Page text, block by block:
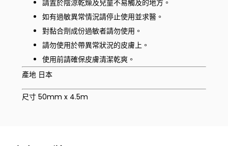
請置於陰涼乾燥及兒童不易觸及的地方。
如有過敏異常情況請停止使用並求醫。
對黏合劑成份過敏者請勿使用。
請勿使用於帶異常狀況的皮膚上。
使用前請確保皮膚清潔乾爽。
產地 日本
尺寸 50mm x 4.5m